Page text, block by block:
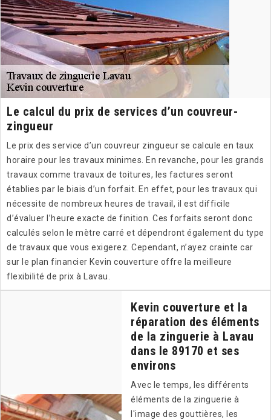
Le calcul du prix de services d’un couvreur-
zingueur
Le prix des service d’un couvreur zingueur se calcule en taux
horaire pour les travaux minimes. En revanche, pour les grands
travaux comme travaux de toitures, les factures seront
établies par le biais d’un forfait. En effet, pour les travaux qui
nécessite de nombreux heures de travail, il est difficile
d’évaluer l’heure exacte de finition. Ces forfaits seront donc
calculés selon le mètre carré et dépendront également du type
de travaux que vous exigerez. Cependant, n’ayez crainte car
sur le plan financier Kevin couverture offre la meilleure
flexibilité de prix à Lavau.
Kevin couverture et la
réparation des éléments
de la zinguerie à Lavau
dans le 89170 et ses
environs
Avec le temps, les différents
éléments de la zinguerie à
l'image des gouttières, les